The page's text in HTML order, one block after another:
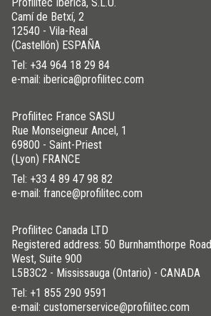
Camí de Betxí, 2
12540 - Vila-Real
(Castellón) ESPAÑA
Tel: +34 964 18 29 84
e-mail: iberica@profilitec.com
Profilitec France SASU
Rue Monseigneur Ancel, 1
69800 - Saint-Priest
(Lyon) FRANCE
Tel: +33 4 89 47 98 82
e-mail: france@profilitec.com
Profilitec Canada LTD
Registered address: 50 Burnhamthorpe Road
West, Suite 900
L5B3C2 - Mississauga (Ontario) - CANADA
Tel: +1 855 290 9591
e-mail: customerservice@profilitec.com